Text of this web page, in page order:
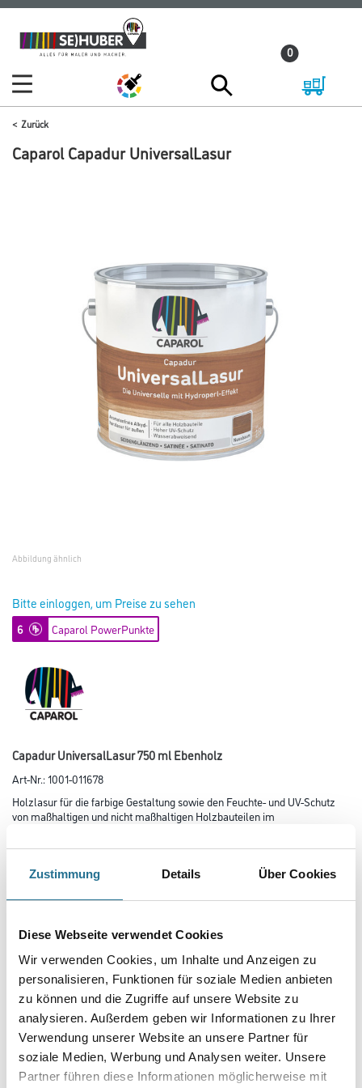
Zustimmung Details Über Cookies
Diese Webseite verwendet Cookies
Wir verwenden Cookies, um Inhalte und Anzeigen zu
personalisieren, Funktionen für soziale Medien anbieten
zu können und die Zugriffe auf unsere Website zu
analysieren. Außerdem geben wir Informationen zu Ihrer
Verwendung unserer Website an unsere Partner für
soziale Medien, Werbung und Analysen weiter. Unsere
Partner führen diese Informationen möglicherweise mit
Zum
Inhalt
Zum
Navigationsmenü
0
Zurück
Caparol Capadur UniversalLasur
Abbildung ähnlich
Bitte einloggen, um Preise zu sehen
6 Caparol PowerPunkte
Capadur UniversalLasur 750 ml Ebenholz
Art-Nr.:1001-011678
Holzlasur für die farbige Gestaltung sowie den Feuchte- und UV-Schutz
von maßhaltigen und nicht maßhaltigen Holzbauteilen im
Glanzgrad
Gebinde